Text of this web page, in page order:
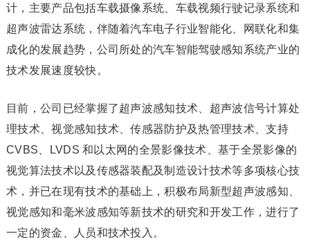
计，主要产品包括车载摄像系统、车载视频行驶记录系统和
超声波雷达系统，伴随着汽车电子行业智能化、网联化和集
成化的发展趋势，公司所处的汽车智能驾驶感知系统产业的
技术发展速度较快。
目前，公司已经掌握了超声波感知技术、超声波信号计算处
理技术、视觉感知技术、传感器防护及热管理技术、支持
CVBS、LVDS 和以太网的全景影像技术、基于全景影像的
视觉算法技术以及传感器装配及制造设计技术等多项核心技
术，并已在现有技术的基础上，积极布局新型超声波感知、
视觉感知和毫米波感知等新技术的研究和开发工作，进行了
一定的资金、人员和技术投入。